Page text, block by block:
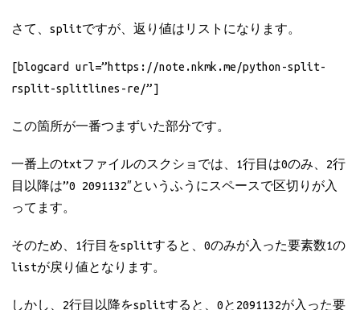
さて、splitですが、返り値はリストになります。
[blogcard url=”https://note.nkmk.me/python-split-
rsplit-splitlines-re/”]
この箇所が一番つまずいた部分です。
一番上のtxtファイルのスクショでは、1行目は0のみ、2行
目以降は”0 2091132″というふうにスペースで区切りが入
ってます。
そのため、1行目をsplitすると、0のみが入った要素数1の
listが戻り値となります。
しかし、2行目以降をsplitすると、0と2091132が入った要